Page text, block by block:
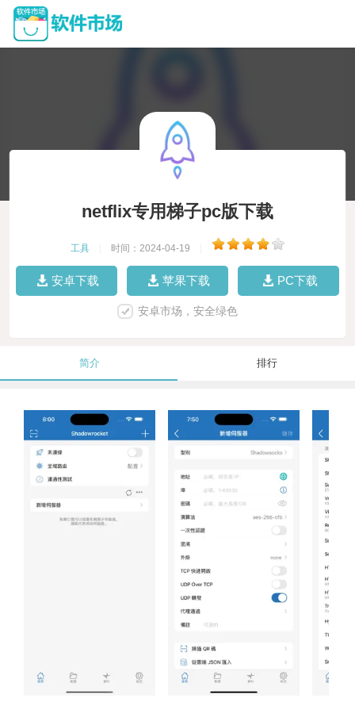
netflix专用梯子pc版下载
工具 时间：2024-04-19
安卓下载 苹果下载 PC下载
安卓市场，安全绿色
简介 排行